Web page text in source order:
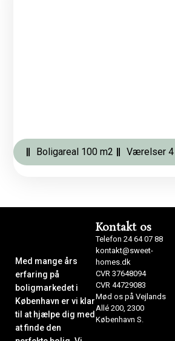
Boligareal 100 m2 Værelser 4
Med mange års
erfaring på
boligmarkedet i
København er vi klar
til at hjælpe dig med
at finde den
Kontakt os
Telefon 24 64 07 88
kontakt@sweet-
homes.dk
CVR 37648094
CVR 44729083
Mød os på Vejlands
Allé 200, 2300
København S.